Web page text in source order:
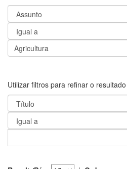
Utilizar filtros para refinar o